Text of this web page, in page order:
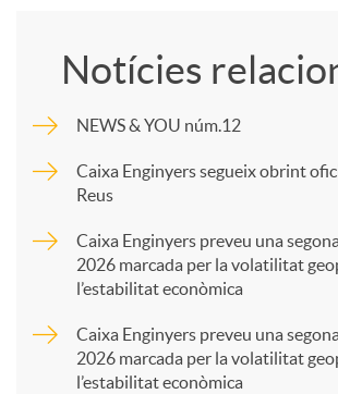
m
p
a
Notícies
NEWS & YOU núm.12
Caixa Enginyers segueix obrint
Reus
Caixa Enginyers preveu una
2026 marcada per la volatilitat
l’estabilitat econòmica
Caixa Enginyers preveu una
2026 marcada per la volatilitat
l’estabilitat econòmica